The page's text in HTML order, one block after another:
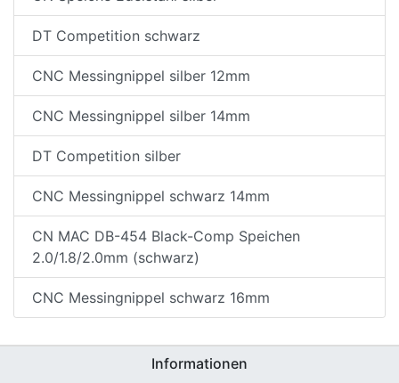
DT Competition schwarz
CNC Messingnippel silber 12mm
CNC Messingnippel silber 14mm
DT Competition silber
CNC Messingnippel schwarz 14mm
CN MAC DB-454 Black-Comp Speichen
2.0/1.8/2.0mm (schwarz)
CNC Messingnippel schwarz 16mm
Informationen